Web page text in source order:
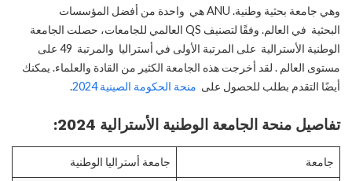
وهي جامعة بحثية وطنية. ANU هي واحدة من أفضل المؤسسات
البحثية في العالم. وفقًا لتصنيف QS العالمي للجامعات، حصلت الجامعة
الوطنية الأسترالية على المرتبة الأولى في أستراليا والمرتبة 49 على
مستوى العالم . لقد أخرجت هذه الجامعة الكثير من القادة والعلماء. يمكنك
أيضًا التقدم بطلب للحصول على منحة الحكومة الصينية 2024 .
تفاصيل منحة الجامعة الوطنية الأسترالية 2024:
جامعة جامعة أستراليا الوطنية